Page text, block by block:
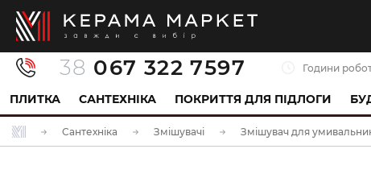
38 067 322 7597 Години
ПЛИТКА САНТЕХНІКА ПОКРИТТЯ ДЛЯ ПІДЛОГИ
Сантехніка Змішувачі Змішувач для